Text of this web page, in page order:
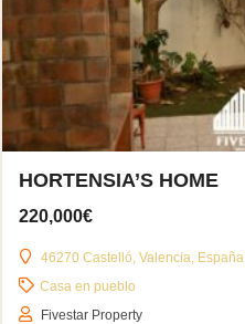
HORTENSIA’S HOME
220,000€
46270 Castelló, Valencia, España
Casa en pueblo
Fivestar Property